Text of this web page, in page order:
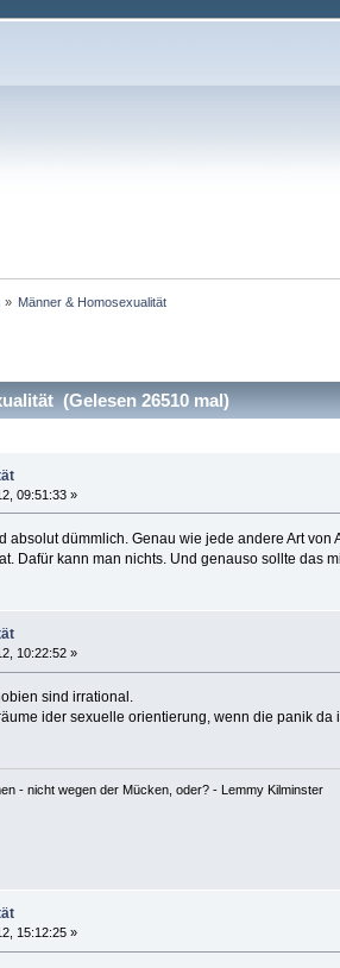
» Männer & Homosexualität
(Gelesen 26510 mal)
09:51:33 »
absolut dümmlich. Genau wie jede andere Art
Dafür kann man nichts. Und genauso sollte das
10:22:52 »
sind irrational.
ider sexuelle orientierung, wenn die panik da
- nicht wegen der Mücken, oder? - Lemmy Kilminster
15:12:25 »